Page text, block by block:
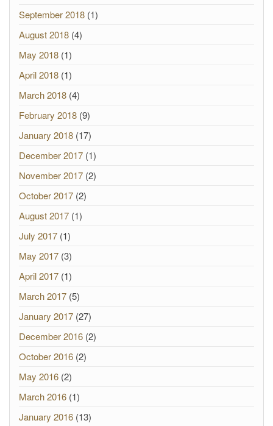
September 2018 (1)
August 2018 (4)
May 2018 (1)
April 2018 (1)
March 2018 (4)
February 2018 (9)
January 2018 (17)
December 2017 (1)
November 2017 (2)
October 2017 (2)
August 2017 (1)
July 2017 (1)
May 2017 (3)
April 2017 (1)
March 2017 (5)
January 2017 (27)
December 2016 (2)
October 2016 (2)
May 2016 (2)
March 2016 (1)
January 2016 (13)